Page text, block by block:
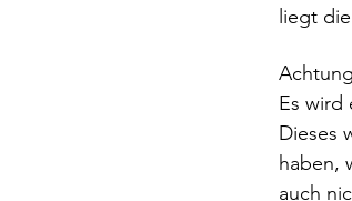
liegt
Es wird
Dieses
haben,
auch